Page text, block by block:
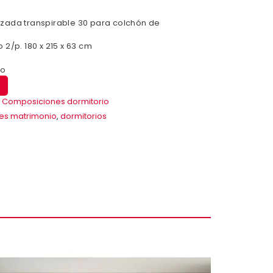
transpirable 30 para colchón de
p. 180 x 215 x 63 cm
Composiciones dormitorio
matrimonio, dormitorios